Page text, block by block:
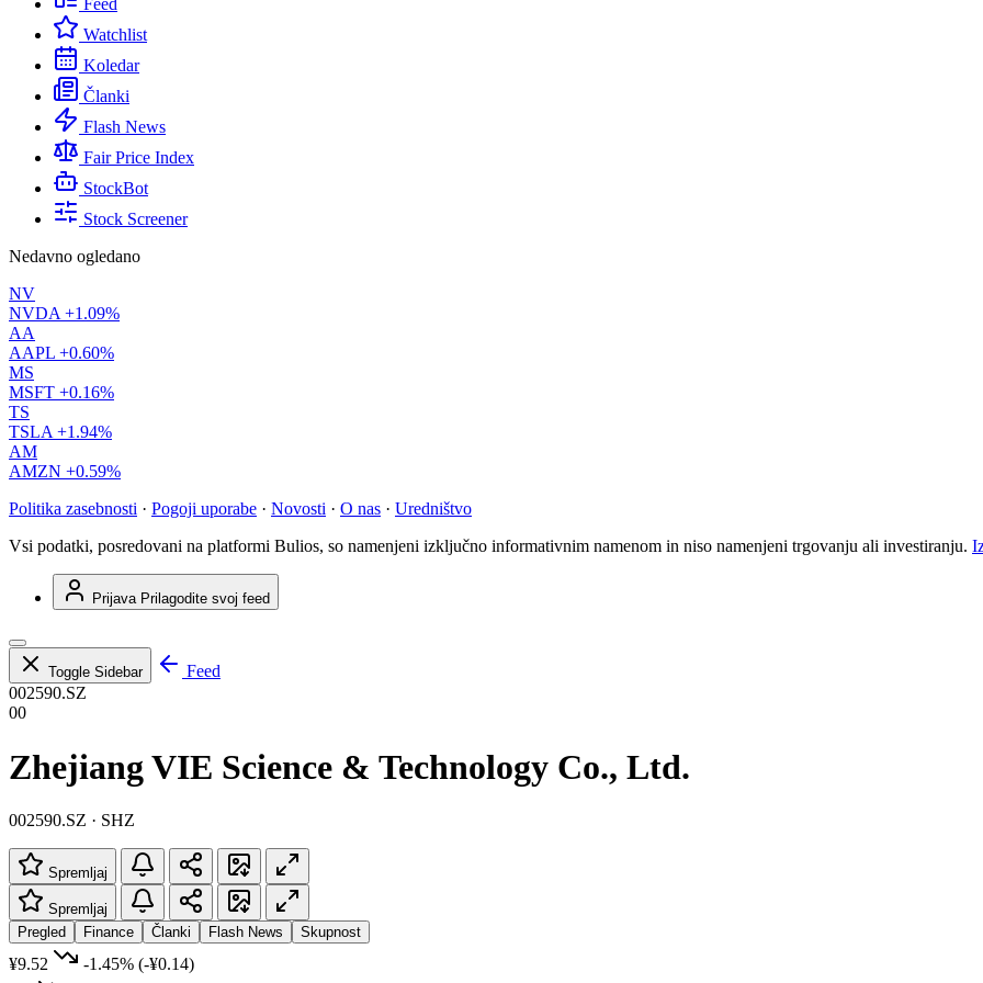
Feed
Watchlist
Koledar
Članki
Flash News
Fair Price Index
StockBot
Stock Screener
Nedavno ogledano
NV
NVDA +1.09%
AA
AAPL +0.60%
MS
MSFT +0.16%
TS
TSLA +1.94%
AM
AMZN +0.59%
Politika zasebnosti · Pogoji uporabe · Novosti · O nas · Uredništvo
Vsi podatki, posredovani na platformi Bulios, so namenjeni izključno informativnim namenom in niso namenjeni trgovanju ali investiranju.
Prijava Prilagodite svoj feed
Toggle Sidebar
Feed
002590.SZ
00
Zhejiang VIE Science & Technology Co., Ltd.
002590.SZ · SHZ
Spremljaj
Spremljaj
Pregled
Finance Članki Flash News Skupnost
¥9.52 -1.45% (-¥0.14)